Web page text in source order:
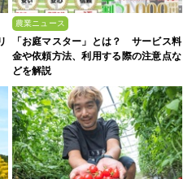
農業ニュース
「お庭マスター」とは？ サービス料
金や依頼方法、利用する際の注意点な
どを解説